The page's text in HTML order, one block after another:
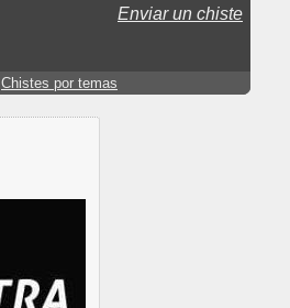
Enviar un chiste
Chistes por temas